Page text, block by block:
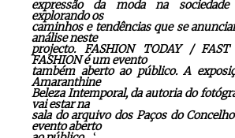
expressão da moda na sociedade
explorando os
caminhos e tendências que se
análise neste
projecto. FASHION TODAY /
FASHION é um evento
também aberto ao público. A
Amaranthine
Beleza Intemporal, da autoria do
vai estar na
sala do arquivo dos Paços do
evento aberto